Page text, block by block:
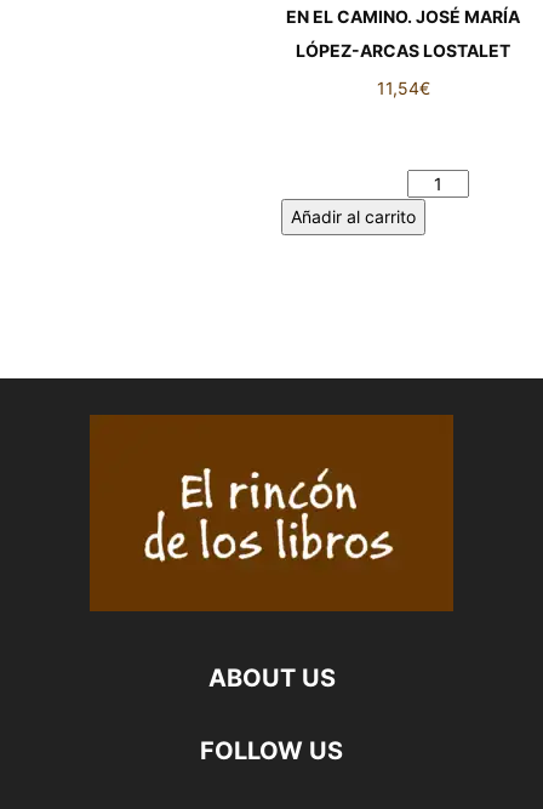
EN EL CAMINO. JOSÉ MARÍA
LÓPEZ-ARCAS LOSTALET
11,54€
Añadir al carrito
ABOUT US
FOLLOW US